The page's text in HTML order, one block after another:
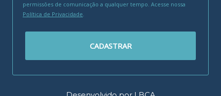
permissões de comunicação a qualquer tempo. Acesse nossa
Política de Privacidade.
CADASTRAR